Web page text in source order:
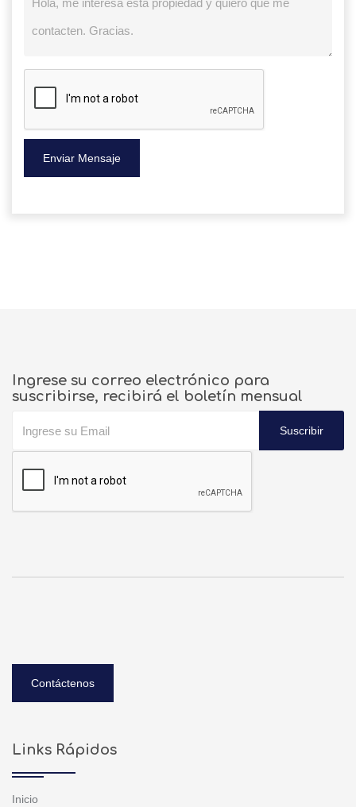
Enviar Mensaje
Ingrese su correo electrónico para
suscribirse, recibirá el boletín mensual
Suscribir
Contáctenos
Links Rápidos
Inicio